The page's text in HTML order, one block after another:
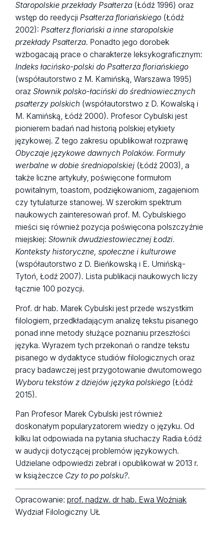
Staropolskie przekłady Psałterza (Łódź 1996) oraz
wstęp do reedycjiPsałterza floriańskiego (Łódź
2002):Psałterz floriański a inne staropolskie
przekłady Psałterza. Ponadto jego dorobek
wzbogacają prace o charakterze leksykograficznym:
Indeks łacińsko-polski do Psałterza floriańskiego
(współautorstwo z M. Kamińską, Warszawa 1995)
orazSłownik polsko-łaciński do średniowiecznych
psałterzy polskich (współautorstwo z D. Kowalską i
M. Kamińską, Łódź 2000). Profesor Cybulski jest
pionierem badań nad historią polskiej etykiety
językowej. Z tego zakresu opublikował rozprawę
Obyczaje językowe dawnych Polaków. Formuły
werbalne w dobie średniopolskiej (Łódź 2003), a
także liczne artykuły, poświęcone formułom
powitalnym, toastom, podziękowaniom, zagajeniom
czy tytulaturze stanowej. W szerokim spektrum
naukowych zainteresowań prof. M. Cybulskiego
mieści się również pozycja poświęcona polszczyźnie
miejskiej:Słownik dwudziestowiecznej Łodzi.
Konteksty historyczne, społeczne i kulturowe
(współautorstwo z D. Bieńkowską i E. Umińską-
Tytoń, Łodź 2007). Lista publikacji naukowych liczy
łącznie 100 pozycji.
Prof. dr hab. Marek Cybulski jest przede wszystkim
filologiem, przedkładającym analizę tekstu pisanego
ponad inne metody służące poznaniu przeszłości
języka. Wyrazem tych przekonań o randze tekstu
pisanego w dydaktyce studiów filologicznych oraz
pracy badawczej jest przygotowanie dwutomowego
Wyboru tekstów z dziejów języka polskiego (Łódź
2015).
Pan Profesor Marek Cybulski jest również
doskonałym popularyzatorem wiedzy o języku. Od
kilku lat odpowiada na pytania słuchaczy Radia Łódź
w audycji dotyczącej problemów językowych.
Udzielane odpowiedzi zebrał i opublikował w 2013 r.
w książeczce Czy to po polsku?.­
Opracowanie:prof. nadzw. dr hab. Ewa Woźniak
Wydział Filologiczny UŁ